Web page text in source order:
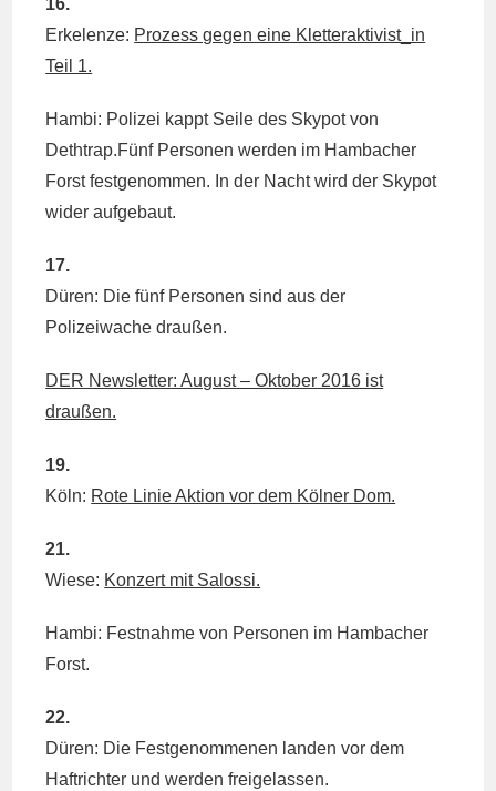
16.
Erkelenze: Prozess gegen eine Kletteraktivist_in
Teil 1.
Hambi: Polizei kappt Seile des Skypot von
Dethtrap.Fünf Personen werden im Hambacher
Forst festgenommen. In der Nacht wird der Skypot
wider aufgebaut.
17.
Düren: Die fünf Personen sind aus der
Polizeiwache draußen.
DER Newsletter: August – Oktober 2016 ist
draußen.
19.
Köln: Rote Linie Aktion vor dem Kölner Dom.
21.
Wiese: Konzert mit Salossi.
Hambi: Festnahme von Personen im Hambacher
Forst.
22.
Düren: Die Festgenommenen landen vor dem
Haftrichter und werden freigelassen.